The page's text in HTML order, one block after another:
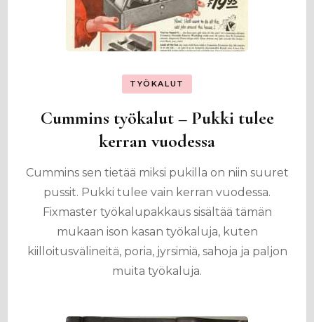
TYÖKALUT
Cummins työkalut – Pukki tulee
kerran vuodessa
Cummins sen tietää miksi pukilla on niin suuret
pussit. Pukki tulee vain kerran vuodessa.
Fixmaster työkalupakkaus sisältää tämän
mukaan ison kasan työkaluja, kuten
kiilloitusvälineitä, poria, jyrsimiä, sahoja ja paljon
muita työkaluja.